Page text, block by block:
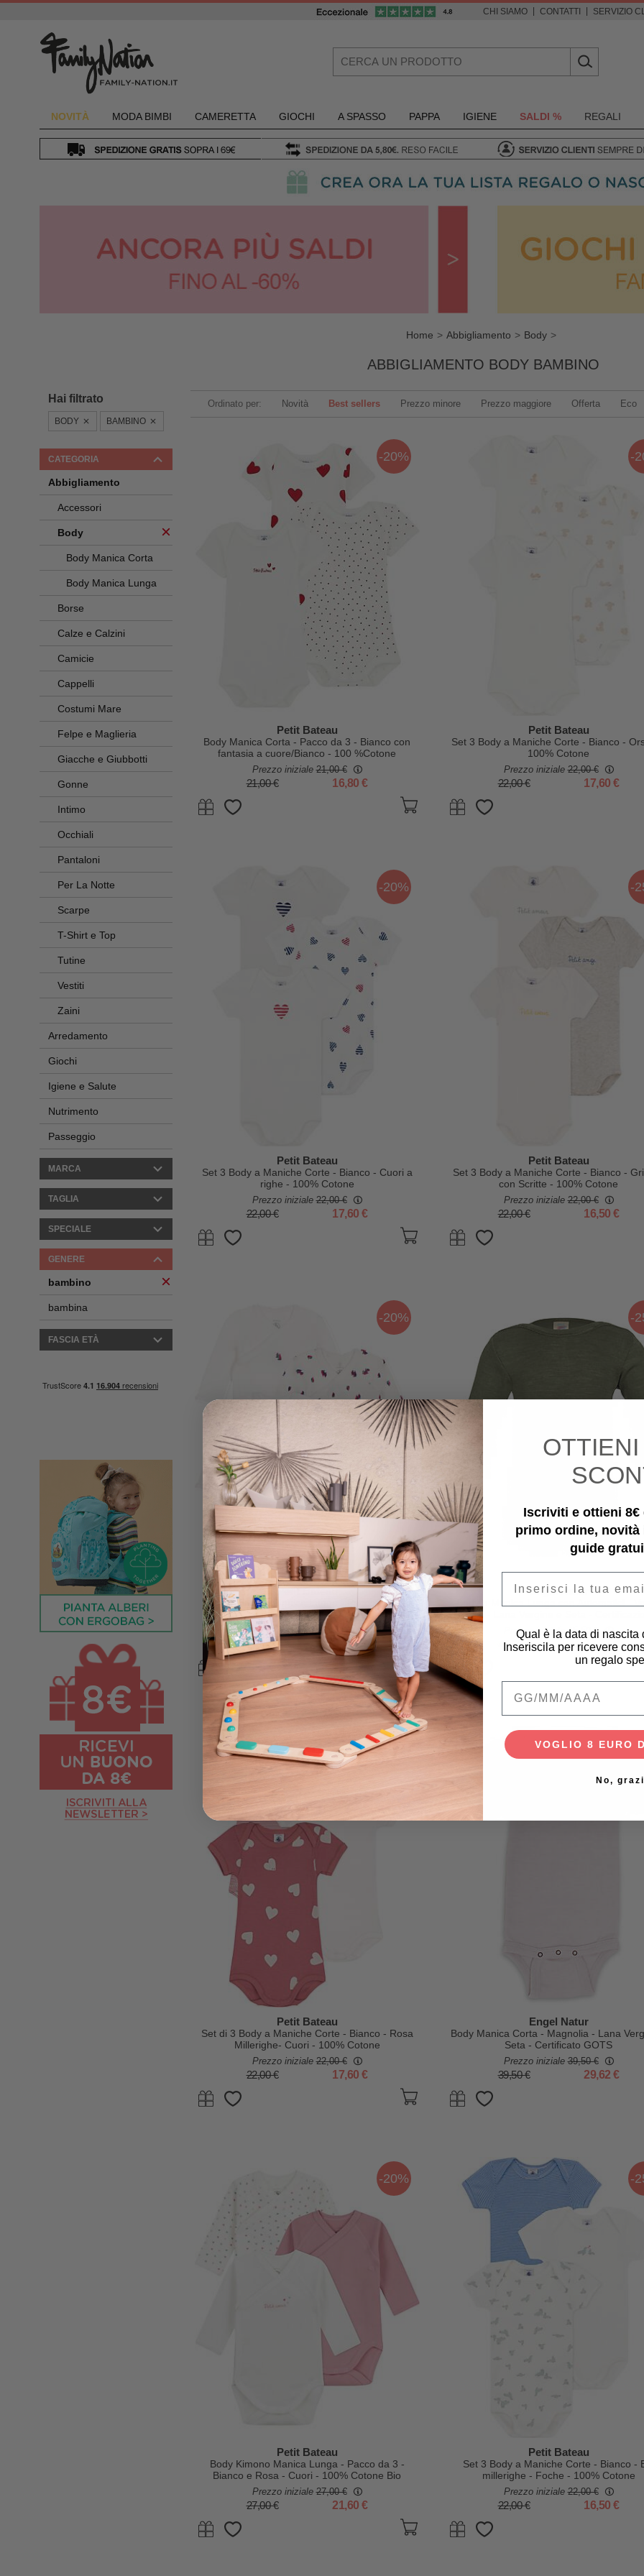
CHI SIAMO CONTATTI SERVIZIO
NOVITÀ MODA BIMBI CAMERETTA GIOCHI A SPASSO PAPPA IGIENE SALDI % REGALI
Home Abbigliamento Body
ABBIGLIAMENTO BODY BAMBINO
Hai filtrato
BODY BAMBINO
CATEGORIA
Abbigliamento
Accessori
Body
Body Manica Corta
Body Manica Lunga
Borse
Calze e Calzini
Camicie
Cappelli
Costumi Mare
Felpe e Maglieria
Giacche e Giubbotti
Gonne
Intimo
Occhiali
Pantaloni
Per La Notte
Scarpe
T-Shirt e Top
Tutine
Vestiti
Zaini
Arredamento
Giochi
Igiene e Salute
Nutrimento
Passeggio
MARCA
TAGLIA
SPECIALE
GENERE
bambino
bambina
FASCIA ETÀ
Ordinato per: Novità Best sellers Prezzo minore Prezzo maggiore Offerta Eco
-20%
Petit Bateau
Body Manica Corta - Pacco da 3 - Bianco con
fantasia a cuore/Bianco - 100 %Cotone
Prezzo iniziale21,00 €
21,00 € 16,80 €
-
Petit Bateau
Set 3 Body a Maniche Corte - Bianco -
100% Cotone
Prezzo iniziale22,00 €
22,00 € 17,60 €
-20%
Petit Bateau
Set 3 Body a Maniche Corte - Bianco - Cuori a
righe - 100% Cotone
Prezzo iniziale22,00 €
22,00 € 17,60 €
-
Petit Bateau
Set 3 Body a Maniche Corte - Bianco -
con Scritte - 100% Cotone
Prezzo iniziale22,00 €
22,00 € 16,50 €
-20%
Petit Bateau
Body Kimono Manica Lunga - Pacco da 3 -
Bianco - Barche a Vela - 100% Cotone Bio
Prezzo iniziale27,00 €
27,00 € 21,60 €
-
Engel Natur
Oliva - Lana Vergine e Seta -
Prezzo iniziale45,50 €
45,50 € 34,13 €
-20%
Petit Bateau
Set di 3 Body a Maniche Corte - Bianco - Rosa
Millerighe- Cuori - 100% Cotone
Prezzo iniziale22,00 €
22,00 € 17,60 €
-
Engel Natur
Body Manica Corta - Magnolia - Lana
Seta - Certificato GOTS
Prezzo iniziale39,50 €
39,50 € 29,62 €
-20%
Petit Bateau
Body Kimono Manica Lunga - Pacco da 3 -
Bianco e Rosa - Cuori - 100% Cotone Bio
Prezzo iniziale27,00 €
27,00 € 21,60 €
-
Petit Bateau
Set 3 Body a Maniche Corte - Bianco -
millerighe - Foche - 100% Cotone
Prezzo iniziale22,00 €
22,00 € 16,50 €
OTTIENI
Iscriviti e ottieni
primo ordine, novità
guide
Qual è la data di nascita
Inseriscila per ricevere
un regalo
VOGLIO 8 EURO
No,